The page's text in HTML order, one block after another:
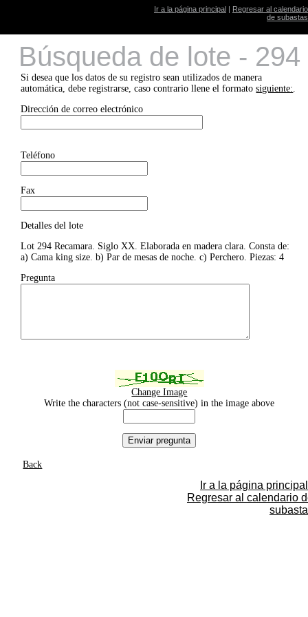
Ir a la página principal | Regresar al calendario
de subastas
Búsqueda de lote - 294
Si desea que los datos de su registro sean utilizados de manera
automática, debe registrarse, caso contrario llene el formatosiguiente:.
Dirección de correo electrónico
Teléfono
Fax
Detalles del lote
Lot 294 Recamara. Siglo XX. Elaborada en madera clara. Consta de:
a) Cama king size. b) Par de mesas de noche. c) Perchero. Piezas: 4
Pregunta
Change Image
Write the characters (not case-sensitive) in the image above
Back
Ir a la página principal
Regresar al calendario